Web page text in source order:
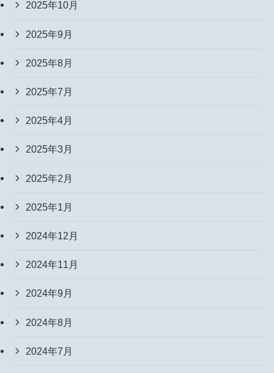
2025年10月
2025年9月
2025年8月
2025年7月
2025年4月
2025年3月
2025年2月
2025年1月
2024年12月
2024年11月
2024年9月
2024年8月
2024年7月